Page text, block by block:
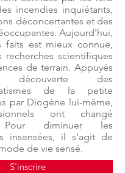
incendies inquiétants,
déconcertantes et des
Aujourd'hui,
faits est mieux connue,
recherches scientifiques
de terrain. Appuyés
des
de la petite
par Diogène lui-même,
ont changé
Pour diminuer les
insensées, il s'agit de
de vie sensé.
S'inscrire